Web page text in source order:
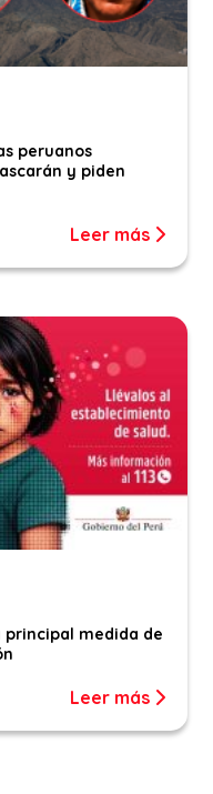
peruanos
y piden
Leer más
principal medida de
Leer más